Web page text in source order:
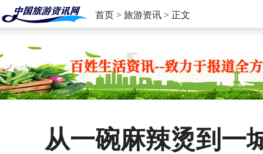
首页 > 旅游资讯 > 正文
从一碗麻辣烫到一